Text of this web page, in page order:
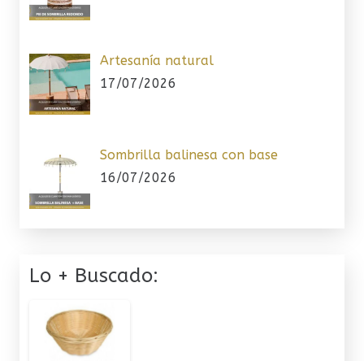
Artesanía natural
17/07/2026
Sombrilla balinesa con base
16/07/2026
Lo + Buscado: